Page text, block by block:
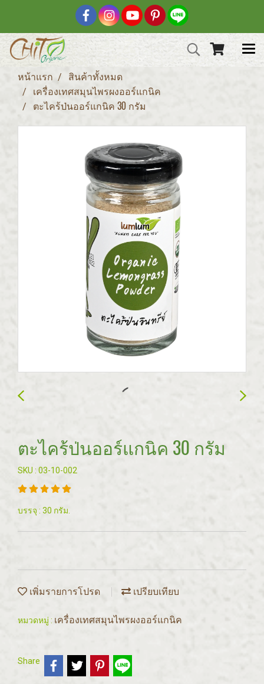
หน้าแรก
สินค้าทั้งหมด
เครื่องเทศสมุนไพรผงออร์แกนิค
ตะไคร้ป่นออร์แกนิค 30 กรัม
ตะไคร้ป่นออร์แกนิค 30 กรัม
SKU : 03-10-002
บรรจุ : 30 กรัม.
เพิ่มรายการโปรด เปรียบเทียบ
หมวดหมู่ : เครื่องเทศสมุนไพรผงออร์แกนิค
Share